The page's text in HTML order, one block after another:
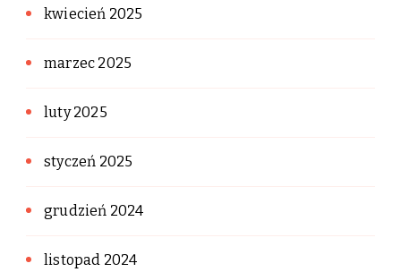
kwiecień 2025
marzec 2025
luty 2025
styczeń 2025
grudzień 2024
listopad 2024